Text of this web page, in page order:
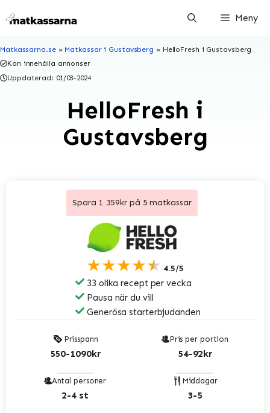
till
Meny
Matkassarna.se» Matkassar i Gustavsberg » HelloFresh i Gustavsberg
Kan innehålla annonser
Uppdaterad: 01/03-2024
HelloFresh i
Gustavsberg
Spara 1 359kr på 5 matkassar
★★★★★ 4.5/5
33 olika recept per vecka
Pausa när du vill
Generösa starterbjudanden
Prisspann
550-1090kr
Pris per portion
54-92kr
Antal personer
2-4 st
Middagar
3-5